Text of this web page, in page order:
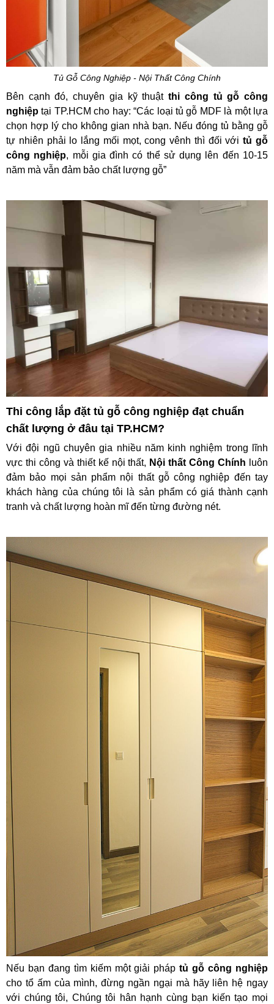
Tủ Gỗ Công Nghiệp - Nội Thất Công Chính
Bên cạnh đó, chuyên gia kỹ thuậtthi công tủ gỗ công
nghiệp tại TP.HCM cho hay: “Các loại tủ gỗ MDF là một lựa
chọn hợp lý cho không gian nhà bạn. Nếu đóng tủ bằng gỗ
tự nhiên phải lo lắng mối mọt, cong vênh thì đối vớitủ gỗ
công nghiệp, mỗi gia đình có thể sử dụng lên đến 10-15
năm mà vẫn đảm bảo chất lượng gỗ”
Thi công lắp đặt tủ gỗ công nghiệp đạt chuẩn
chất lượng ở đâu tại TP.HCM?
Với đội ngũ chuyên gia nhiều năm kinh nghiệm trong lĩnh
vực thi công và thiết kế nội thất, Nội thất Công Chính luôn
đảm bảo mọi sản phẩm nội thất gỗ công nghiệp đến tay
khách hàng của chúng tôi là sản phẩm có giá thành cạnh
tranh và chất lượng hoàn mĩ đến từng đường nét.
Nếu bạn đang tìm kiếm một giải pháptủ gỗ công nghiệp
cho tổ ấm của mình, đừng ngần ngại mà hãy liên hệ ngay
với chúng tôi, Chúng tôi hân hạnh cùng bạn kiến tạo mọi